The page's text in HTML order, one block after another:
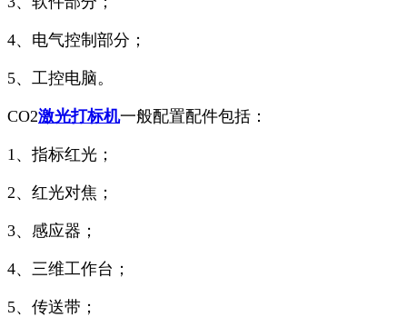
4、电气控制部分；
5、工控电脑。
CO2激光打标机一般配置配件包括：
1、指标红光；
2、红光对焦；
3、感应器；
4、三维工作台；
5、传送带；